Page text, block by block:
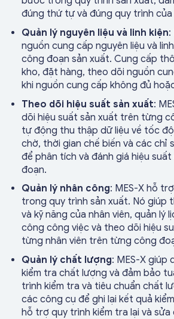
đúng thứ tự và đúng quy trình
Quản lý nguyên liệu và linh kiện:
nguồn cung cấp nguyên liệu và
công đoạn sản xuất. Cung cấp
kho, đặt hàng, theo dõi nguồn
khi nguồn cung cấp không đủ
Theo dõi hiệu suất sản xuất:
dõi hiệu suất sản xuất trên từng
tự động thu thập dữ liệu về tốc
chờ, thời gian chế biến và các chỉ
để phân tích và đánh giá hiệu
đoạn.
Quản lý nhân công: MES-X hỗ
trong quy trình sản xuất. Nó giúp
và kỹ năng của nhân viên, quản lý
công công việc và theo dõi hiệu
từng nhân viên trên từng công
Quản lý chất lượng: MES-X giúp
kiểm tra chất lượng và đảm bảo
trình kiểm tra và tiêu chuẩn chất
các công cụ để ghi lại kết quả
hỗ trợ quy trình kiểm tra lại và